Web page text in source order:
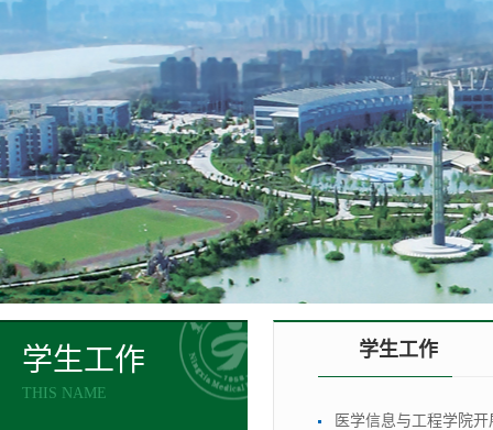
学生工作
THIS NAME
学生工作
医学信息与工程学院